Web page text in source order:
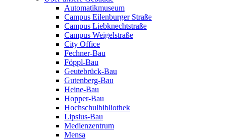
Automatikmuseum
Campus Eilenburger Straße
Campus Liebknechtstraße
Campus Weigelstraße
City Office
Fechner-Bau
Föppl-Bau
Geutebrück-Bau
Gutenberg-Bau
Heine-Bau
Hopper-Bau
Hochschulbibliothek
Lipsius-Bau
Medienzentrum
Mensa